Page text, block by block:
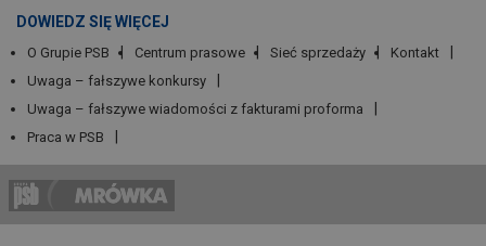
DOWIEDZ SIĘ WIĘCEJ
O Grupie PSB Centrum prasowe Sieć sprzedaży
Kontakt
Uwaga – fałszywe konkursy
Uwaga – fałszywe wiadomości z fakturami proforma
Praca w PSB